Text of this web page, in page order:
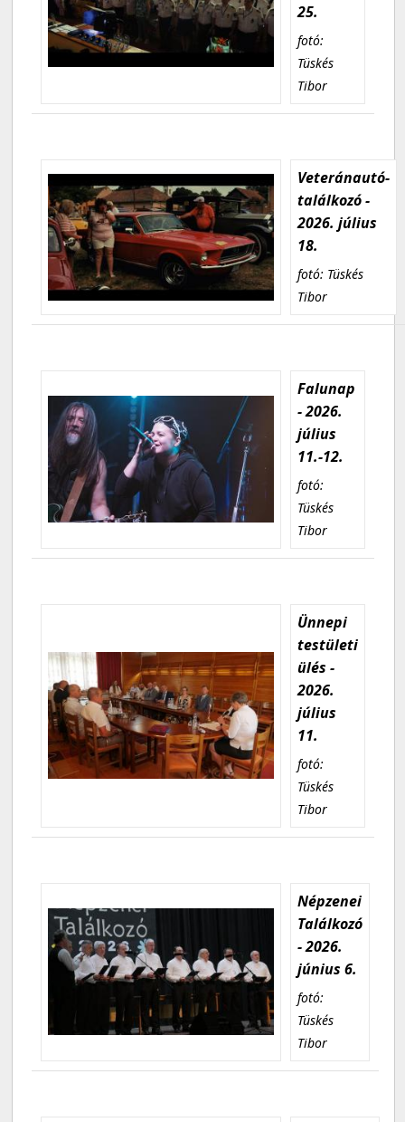
25.
fotó:
Tüskés
Tibor
Veteránautó-
találkozó -
2026. július
18.
fotó: Tüskés
Tibor
Falunap
- 2026.
július
11.-12.
fotó:
Tüskés
Tibor
Ünnepi
testületi
ülés -
2026.
július
11.
fotó:
Tüskés
Tibor
Népzenei
Találkozó
- 2026.
június 6.
fotó:
Tüskés
Tibor